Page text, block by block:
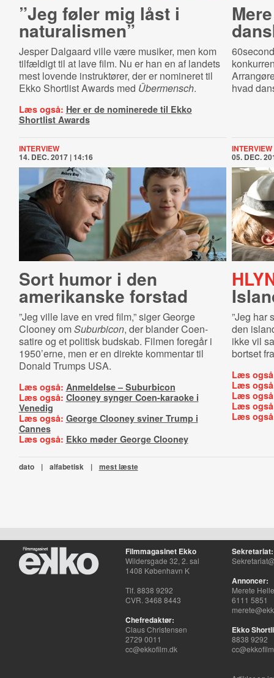
”Jeg føler mig låst i
naturalismen”
Jesper Dalgaard ville være musiker, men kom
tilfældigt til at lave film. Nu er han en af landets
mest lovende instruktører, der er nomineret til
Ekko Shortlist Awards med Übermensch.
Læs også: Her er de nominerede til Ekko
Shortlist Awards
hvad
INTERVIEW
14. DEC. 2017 | 14:16
Sort humor i den
amerikanske forstad
”Jeg ville lave en vred film,” siger George
Clooney omSuburbicon, der blander Coen-
satire og et politisk budskab. Filmen foregår i
1950’erne, men er en direkte kommentar til
Donald Trumps USA.
Læs også: Anmeldelse – Suburbicon
Læs også: Clooney synger Coen-karaoke i
Venedig
Læs også: George Clooney sviner Trump i
Cannes
Læs også: Ekko møder George Clooney
INTERVIEW
05. DEC.
”Jeg har
den
ikke vil
bortset
Læs
Læs
Læs
Læs
Læs
dato | alfabetisk | mest læste
Filmmagasinet Ekko
Wildersgade 32, 2. sal
1408 København K
Tlf. 8838 9292
CVR. 3468 8443
Chefredaktør:
Claus Christensen
2729 0011
cc@ekkofilm.dk
Sekretariat:
Annoncer:
Merete
6111 5851
Ekko
8838 9292